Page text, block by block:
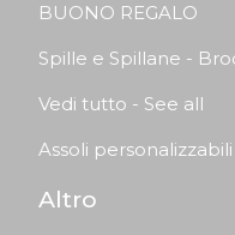
BUONO REGALO
Spille e Spillane -
Vedi tutto - See all
Assoli
Altro